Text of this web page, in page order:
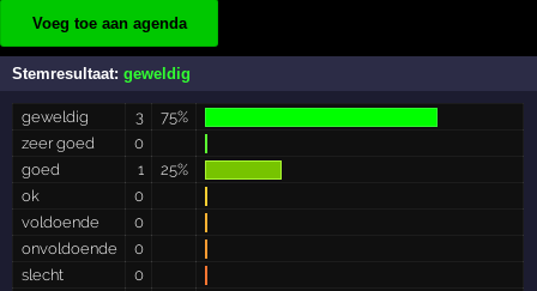
Voeg toe aan agenda
Stemresultaat:geweldig
geweldig 3
75%
zeer goed
0
goed
1
25%
ok
0
voldoende
0
onvoldoende
0
slecht
0